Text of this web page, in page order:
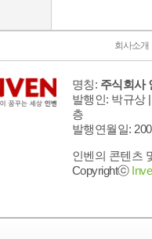
회사소개
명칭: 주식회사
발행인: 박규상
층
발행연월일:
인벤의 콘텐츠
Copyrightⓒ